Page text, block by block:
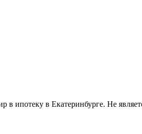
в ипотеку в Екатеринбурге. Не